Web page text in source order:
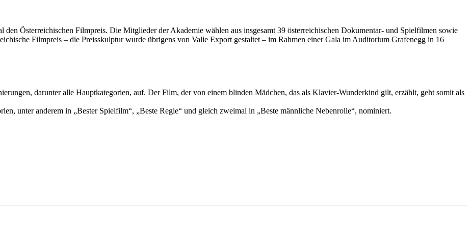
Österreichischen Filmpreis. Die Mitglieder der Akademie wählen aus insgesamt 39 österreichischen Dokumentar- und Spielfilmen sowie
Filmpreis – die Preisskulptur wurde übrigens von Valie Export gestaltet – im Rahmen einer Gala im Auditorium Grafenegg in 16
darunter alle Hauptkategorien, auf. Der Film, der von einem blinden Mädchen, das als Klavier-Wunderkind gilt, erzählt, geht somit als
unter anderem in „Bester Spielfilm“, „Beste Regie“ und gleich zweimal in „Beste männliche Nebenrolle“, nominiert.